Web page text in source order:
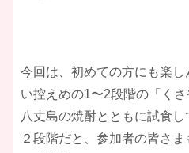
今回は、初めての方にも楽
い控えめの1〜2段階の「くさ
八丈島の焼酎とともに試食
２段階だと、参加者の皆さ